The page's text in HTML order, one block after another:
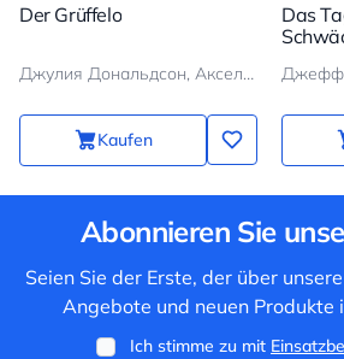
Der Grüffelo
Джулия Дональдсон, Аксель Шеффлер
Kaufen
Das
Джефф
Abonnieren Sie
Seien Sie der Erste, der über
Angebote und neuen Produkte
Ich stimme zu mit